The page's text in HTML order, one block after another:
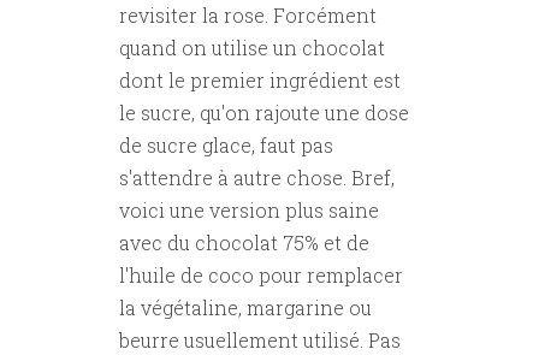
revisiter la rose. Forcément
quand on utilise un chocolat
dont le premier ingrédient est
le sucre, qu'on rajoute une dose
de sucre glace, faut pas
s'attendre à autre chose. Bref,
voici une version plus saine
avec du chocolat 75% et de
l'huile de coco pour remplacer
la végétaline, margarine ou
beurre usuellement utilisé. Pas